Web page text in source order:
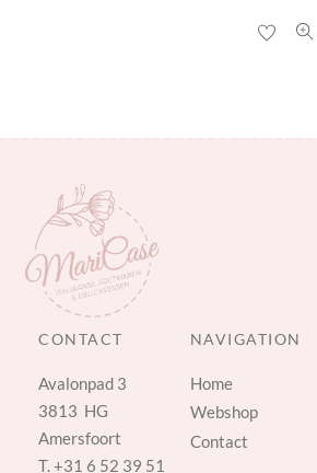
CONTACT
Avalonpad 3
3813 HG
Amersfoort
T.+31 6 52 39 51
NAVIGATION
Home
Webshop
Contact